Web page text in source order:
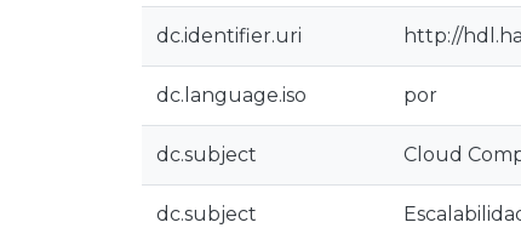
dc.identifier.uri http://
dc.language.iso por
dc.subject Cloud
dc.subject